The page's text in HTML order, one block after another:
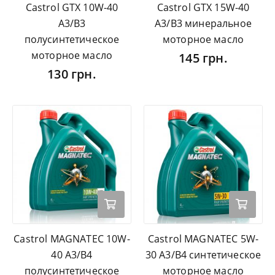
Castrol GTX 10W-40
A3/B3
полусинтетическое
моторное масло
130 грн.
Castrol GTX 15W-40
A3/B3 минеральное
моторное масло
145 грн.
Castrol MAGNATEC 10W-
40 A3/B4
полусинтетическое
Castrol MAGNATEC 5W-
30 A3/B4 синтетическое
моторное масло